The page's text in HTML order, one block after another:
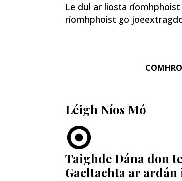
Le dul ar liosta ríomhphoist
ríomhphoist go
Léigh Níos Mó
Taighde Dána don
Gaeltachta ar